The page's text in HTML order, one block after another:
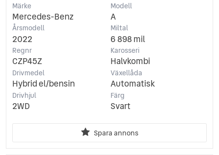
Märke
Mercedes-Benz
Modell
A
Årsmodell
2022
Miltal
6 898 mil
Regnr
CZP45Z
Karosseri
Halvkombi
Drivmedel
Hybrid el/bensin
Växellåda
Automatisk
Drivhjul
2WD
Färg
Svart
Spara annons